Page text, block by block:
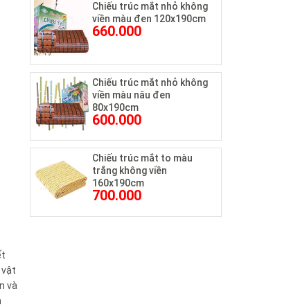
vật
và
Chiếu trúc mắt nhỏ không
viền màu đen 120x190cm
660.000
Chiếu trúc mắt nhỏ không
viền màu nâu đen
80x190cm
600.000
Chiếu trúc mắt to màu
trắng không viền
160x190cm
700.000